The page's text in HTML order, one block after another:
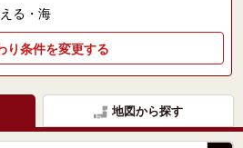
る・海
り条件を変更する
地図から探す